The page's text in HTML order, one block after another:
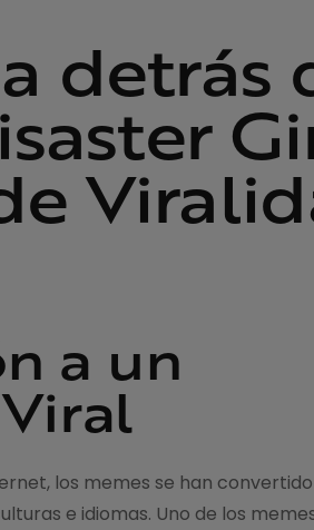
detrás
a un
los memes se han
e idiomas. Uno de los